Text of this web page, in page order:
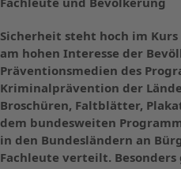
Sicherheit steht hoch im
am hohen Interesse der
Präventionsmedien des
Kriminalprävention der
Broschüren, Faltblätter,
dem bundesweiten
in den Bundesländern an
Fachleute verteilt.